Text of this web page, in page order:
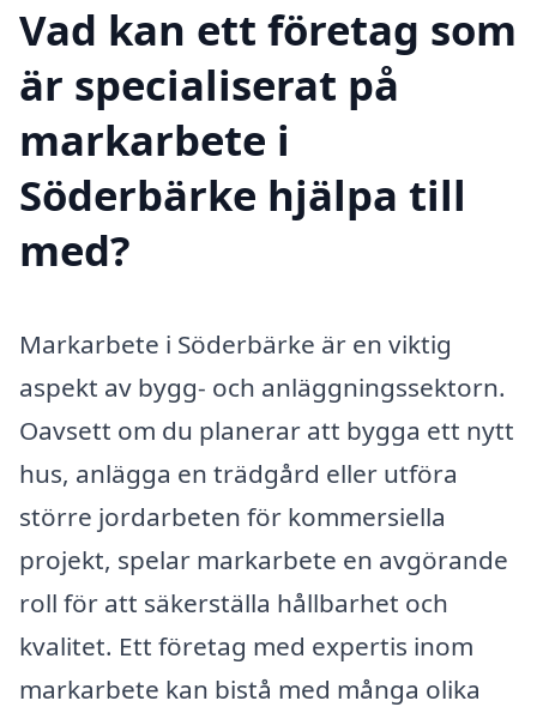
Vad kan ett företag som
är specialiserat på
markarbete i
Söderbärke hjälpa till
med?
Markarbete i Söderbärke är en viktig
aspekt av bygg- och anläggningssektorn.
Oavsett om du planerar att bygga ett nytt
hus, anlägga en trädgård eller utföra
större jordarbeten för kommersiella
projekt, spelar markarbete en avgörande
roll för att säkerställa hållbarhet och
kvalitet. Ett företag med expertis inom
markarbete kan bistå med många olika